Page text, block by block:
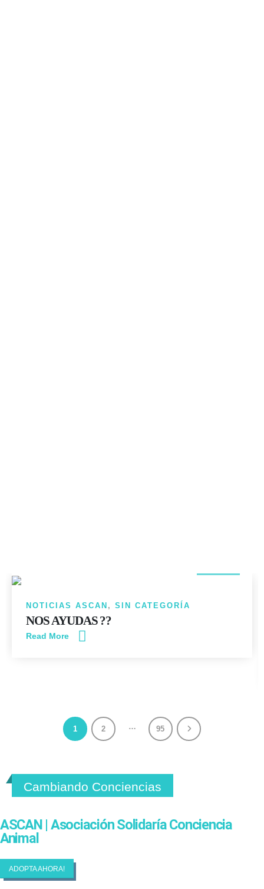
NOTICIAS ASCAN , SIN CATEGORÍA
NOS AYUDAS ??
Read More
1 2 … 95
Cambiando Conciencias
ASCAN | Asociación Solidaría Conciencia
Animal
ADOPTA AHORA!